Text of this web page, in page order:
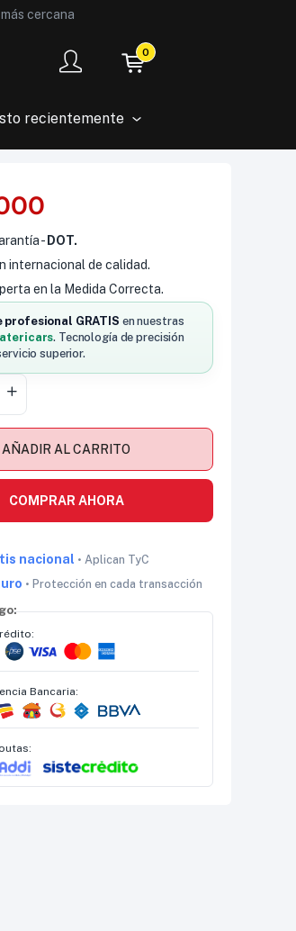
cercana
0
recientemente
- DOT.
internacional de calidad.
en la Medida Correcta.
profesional GRATIS en nuestras
. Tecnología de precisión
superior.
AÑADIR AL CARRITO
COMPRAR AHORA
nacional • Aplican TyC
• Protección en cada transacción
Bancaria: